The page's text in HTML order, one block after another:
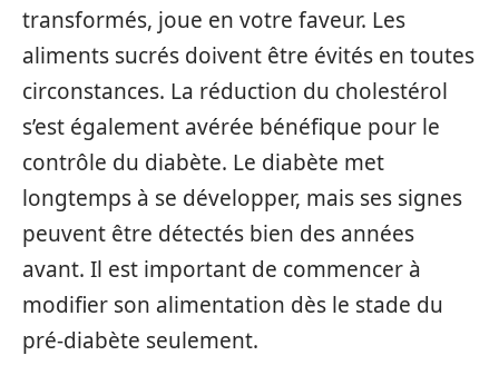
transformés, joue en votre faveur. Les
aliments sucrés doivent être évités en toutes
circonstances. La réduction du cholestérol
s’est également avérée bénéfique pour le
contrôle du diabète. Le diabète met
longtemps à se développer, mais ses signes
peuvent être détectés bien des années
avant. Il est important de commencer à
modifier son alimentation dès le stade du
pré-diabète seulement.